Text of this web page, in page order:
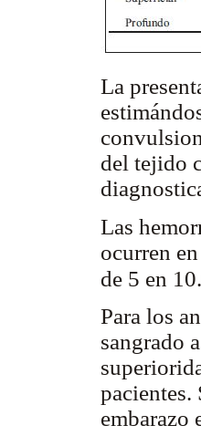
La
del tejido
Las
ocurren
de 5 en
Para los
sangrado
pacientes.
embarazo